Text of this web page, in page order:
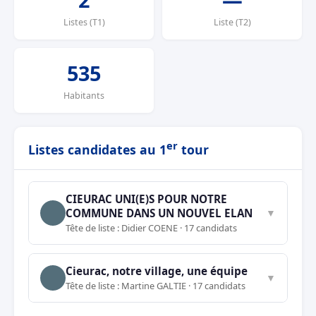
Listes (T1) Liste (T2)
535
Habitants
Listes candidates au 1er tour
CIEURAC UNI(E)S POUR NOTRE
COMMUNE DANS UN NOUVEL ELAN
Tête de liste : Didier COENE · 17 candidats
▼
Cieurac, notre village, une équipe
Tête de liste : Martine GALTIE · 17 candidats
▼